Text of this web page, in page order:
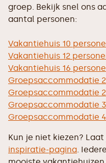
groep. Bekijk snel ons
aantal personen:
Vakantiehuis 10
Vakantiehuis 12
Vakantiehuis 16
Groepsaccommodatie
Groepsaccommodatie
Groepsaccommodatie
Groepsaccommodatie
Kun je niet kiezen?
inspiratie-pagina.